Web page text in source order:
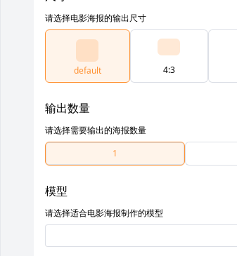
请选择电影海报的输出尺寸
default 4:3
输出数量
请选择需要输出的海报数量
1
模型
请选择适合电影海报制作的模型